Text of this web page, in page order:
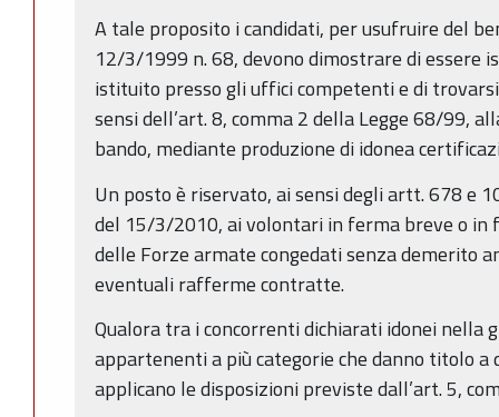
A tale proposito i candidati, per usufruire del
12/3/1999 n. 68, devono dimostrare di essere
istituito presso gli uffici competenti e di
sensi dell’art. 8, comma 2 della Legge 68/99,
bando, mediante produzione di idonea
Un posto è riservato, ai sensi degli artt. 678 e
del 15/3/2010, ai volontari in ferma breve o in
delle Forze armate congedati senza demerito
eventuali rafferme contratte.
Qualora tra i concorrenti dichiarati idonei nella
appartenenti a più categorie che danno titolo
applicano le disposizioni previste dall’art. 5,